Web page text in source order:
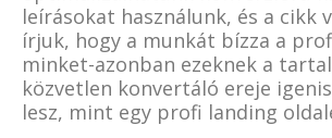
leírásokat használunk, és a cikk
írjuk, hogy a munkát bízza a
minket-azonban ezeknek a
közvetlen konvertáló ereje
lesz, mint egy profi landing